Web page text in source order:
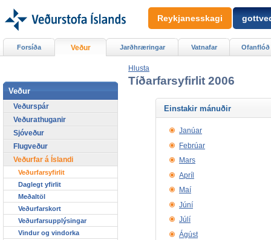
Hlusta
Tíðarfarsyfirlit 2006
Einstakir mánuðir
Janúar
Febrúar
Mars
Apríl
Maí
Júní
Júlí
Ágúst
Forsíða Veður Jarðhræringar Vatnafar Ofanflóð
Veður
Veðurspár
Veðurathuganir
Sjóveður
Flugveður
Veðurfar á Íslandi
Veðurfarsyfirlit
Daglegt yfirlit
Meðaltöl
Veðurfarskort
Veðurfarsupplýsingar
Vindur og vindorka
Reykjanesskagi